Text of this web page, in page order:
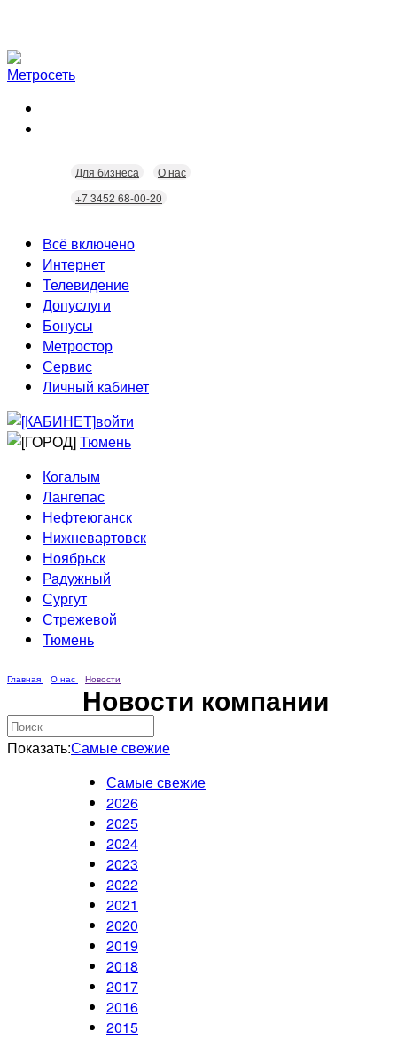
Для бизнеса
О нас
+7 3452 68-00-20
Всё включено
Интернет
Скорость
Безопасность
Wi-Fi
Технологии
Телевидение
Кабельное ТВ
Интерактивное ТВ
Допуслуги
Видеонаблюдение
Домофония
Бонусы
Статусы
Бонусы
Скидки
Метростор
Сервис
Неисправности
Домовые сети
Личный кабинет
войти
Тюмень
Когалым
Лангепас
Нефтеюганск
Нижневартовск
Ноябрьск
Радужный
Сургут
Стрежевой
Тюмень
Главная О нас Новости
Новости компании
Показать:Самые свежие
Самые свежие
2026
2025
2024
2023
2022
2021
2020
2019
2018
2017
2016
2015